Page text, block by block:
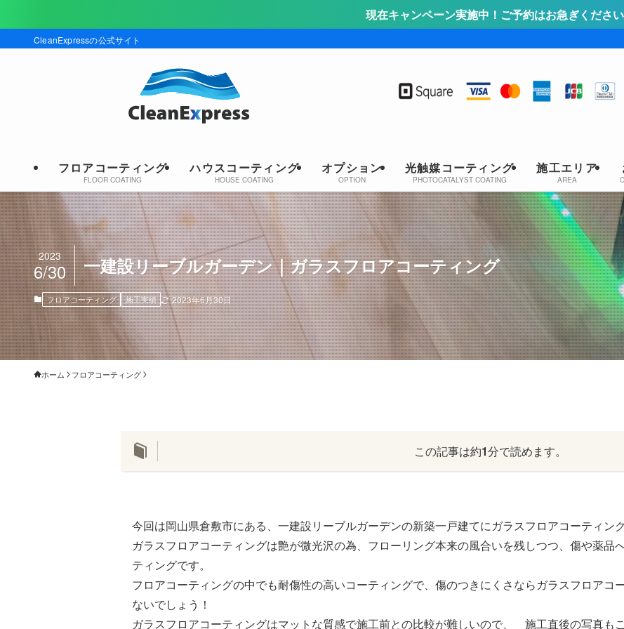
現在キャンペーン実施中！ご予約はお急ぎください！詳しくはこちらを
CleanExpressの公式サイト
フロアコーティング
FLOOR COATING
ハウスコーティング
HOUSE COATING
オプション
OPTION
光触媒コーティング
PHOTOCATALYST COATING
施工エリア
AREA
一建設リーブルガーデン｜ガラスフロアコーティング
2023
6/30
フロアコーティング 施工実績 2023年6月30日
ホーム フロアコーティング
この記事は約1分で読めます。
今回は岡山県倉敷市にある、一建設リーブルガーデンの新築一戸建てにガラスフロアコーティン
ガラスフロアコーティングは艶が微光沢の為、フローリング本来の風合いを残しつつ、傷や薬品
ティングです。
フロアコーティングの中でも耐傷性の高いコーティングで、傷のつきにくさならガラスフロアコ
ないでしょう！
ガラスフロアコーティングはマットな質感で施工前との比較が難しいので、 施工直後の写真も